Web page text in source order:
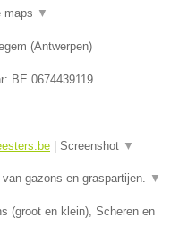
maps ▼
(Antwerpen)
BE 0674439119
Screenshot ▼
gazons en graspartijen. ▼
(groot en klein), Scheren en